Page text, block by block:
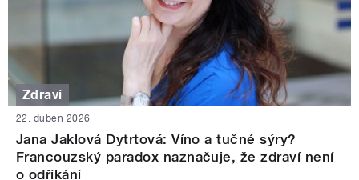
Zdraví
22. duben 2026
Jana Jaklová Dytrtová: Víno a tučné sýry?
Francouzský paradox naznačuje, že zdraví není
o odříkání